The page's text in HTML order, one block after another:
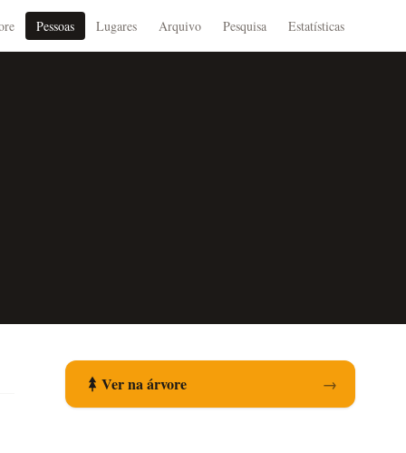
Pessoas Lugares Arquivo Pesquisa Estatísticas
Ver na árvore →